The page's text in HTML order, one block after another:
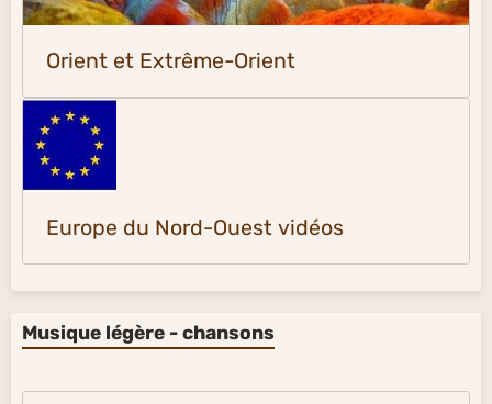
Orient et Extrême-Orient
Europe du Nord-Ouest vidéos
Musique légère - chansons